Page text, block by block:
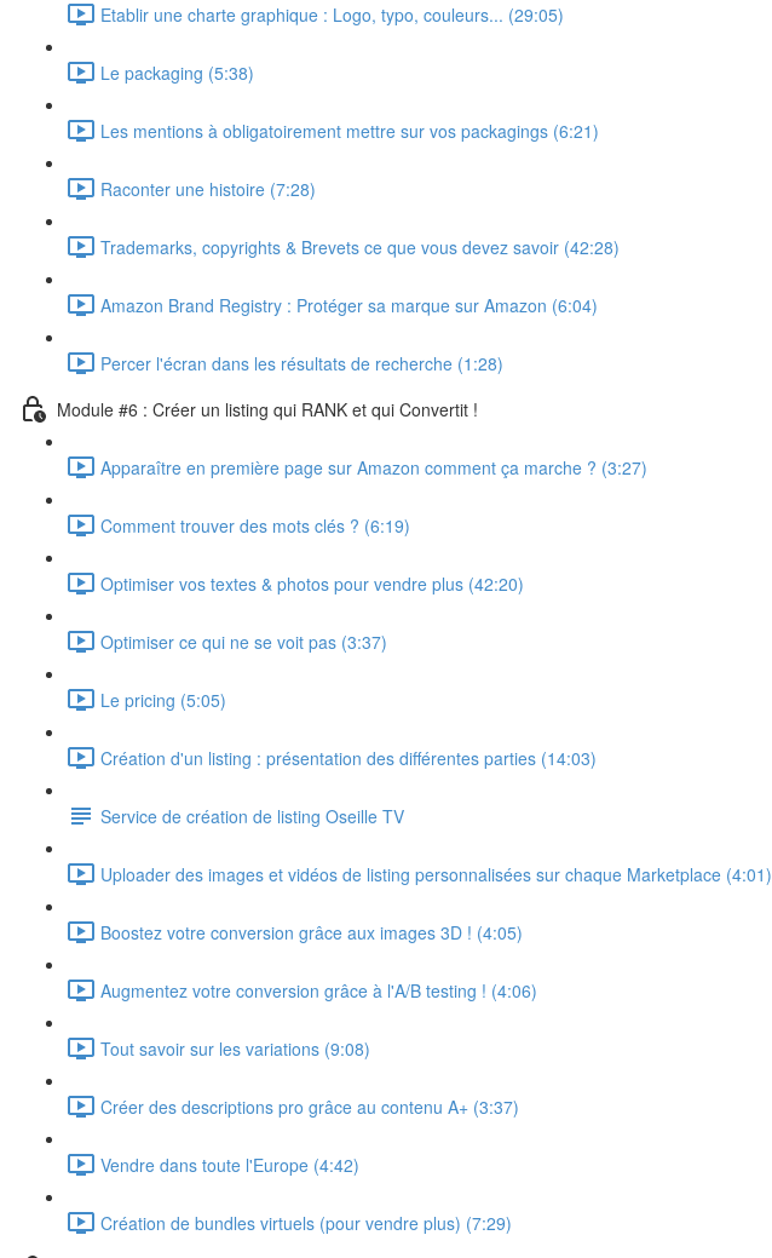
Etablir une charte graphique : Logo, typo, couleurs... (29:05)
Le packaging (5:38)
Les mentions à obligatoirement mettre sur vos packagings (6:21)
Raconter une histoire (7:28)
Trademarks, copyrights & Brevets ce que vous devez savoir (42:28)
Amazon Brand Registry : Protéger sa marque sur Amazon (6:04)
Percer l'écran dans les résultats de recherche (1:28)
Module #6 : Créer un listing qui RANK et qui Convertit !
Apparaître en première page sur Amazon comment ça marche ? (3:27)
Comment trouver des mots clés ? (6:19)
Optimiser vos textes & photos pour vendre plus (42:20)
Optimiser ce qui ne se voit pas (3:37)
Le pricing (5:05)
Création d'un listing : présentation des différentes parties (14:03)
Service de création de listing Oseille TV
Uploader des images et vidéos de listing personnalisées sur chaque Marketplace (4:01)
Boostez votre conversion grâce aux images 3D ! (4:05)
Augmentez votre conversion grâce à l'A/B testing ! (4:06)
Tout savoir sur les variations (9:08)
Créer des descriptions pro grâce au contenu A+ (3:37)
Vendre dans toute l'Europe (4:42)
Création de bundles virtuels (pour vendre plus) (7:29)